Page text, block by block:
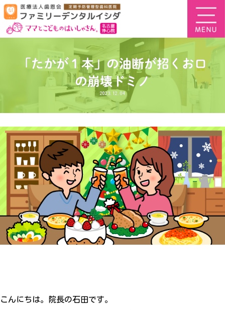
「たかが１本」の油断が招くお口
の崩壊ドミノ
2023.12.04
こんにちは。院長の石田です。